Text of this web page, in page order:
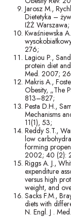
Jarosz M.,
Dietetyka –
IŻŻ Warszawa;
Kwaśniewska
276;
Lagiou P.,
protein diet
Med. 2007;
Makris A.,
Obesity, „The
813–827;
Pesta D.H.,
Mechanisms
11(1), 53;
Reddy S.T.,
low
forming
2002; 40 (2):
Riggs A. J.,
expenditure
versus high
weight, and
Sacks F.M.,
diets with
N. Engl. J .